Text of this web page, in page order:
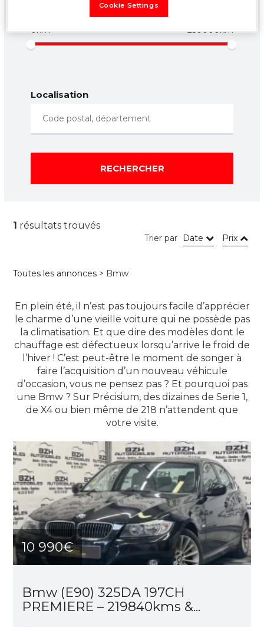
Kilométrage entre:
0km 250000km
Localisation
RECHERCHER
1 résultats trouvés
Trier par Date Prix
Toutes les annonces > Bmw
En plein été, il n’est pas toujours facile d’apprécier
le charme d’une vieille voiture qui ne possède pas
la climatisation. Et que dire des modèles dont le
chauffage est défectueux lorsqu’arrive le froid de
l’hiver ! C’est peut-être le moment de songer à
faire l’acquisition d’un nouveau véhicule
d’occasion, vous ne pensez pas ? Et pourquoi pas
une Bmw ? Sur Précisium, des dizaines de Serie 1,
de X4 ou bien même de 218 n’attendent que
votre visite.
10 990€
Bmw (E90) 325DA 197CH
PREMIERE – 219840kms &...
Cookie Settings